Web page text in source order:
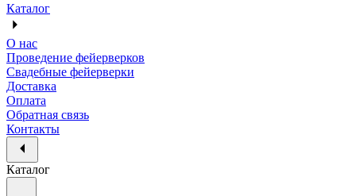
Каталог
О нас
Проведение фейерверков
Свадебные фейерверки
Доставка
Оплата
Обратная связь
Контакты
Каталог